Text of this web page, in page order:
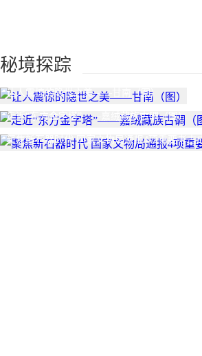
秘境探踪
让人震惊的隐世之美——甘南（图）
走近“东方金字塔”——嘉绒藏族古碉（图）
聚焦新石器时代 国家文物局通报4项重要考古